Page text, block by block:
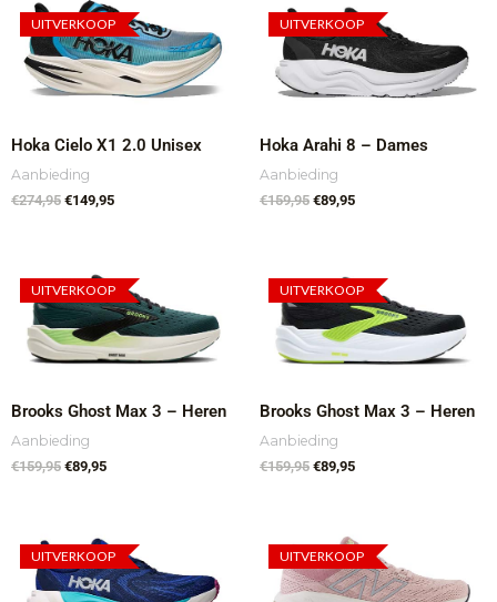
Sportvoeding(23)
Merk
Schoenmaat
Zoektermen
Kleur
UITVERKOOP
Hoka Cielo X1 2.0 Unisex
Aanbieding
€274,95
Oorspronkelijke
prijs
was:
€274,95.
€149,95
Huidige
prijs
is:
€149,95.
UITVERKOOP
Hoka Arahi 8 – Dames
Aanbieding
€159,95
Oorspronkelijke
prijs
was:
€159,95.
€89,95
prijs
is:
€89,95.
UITVERKOOP
Brooks Ghost Max 3 – Heren
Aanbieding
€159,95
prijs
was:
€159,95.
€89,95
prijs
is:
€89,95.
UITVERKOOP
Brooks Ghost Max 3 – Heren
Aanbieding
€159,95
prijs
was:
€159,95.
€89,95
prijs
is:
€89,95.
UITVERKOOP
Oorspronkelijke
prijs
was:
€159,95.
prijs
is:
€89,95.
UITVERKOOP
Oorspronkelijke
prijs
was:
€159,95.
prijs
is:
€119,95.